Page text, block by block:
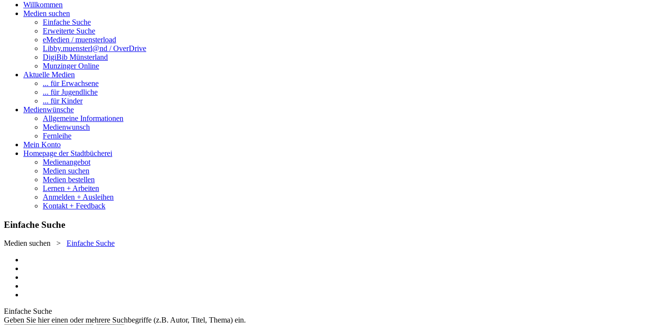
Willkommen
Medien suchen
Einfache Suche
Erweiterte Suche
eMedien / muensterload
Libby.muensterl@nd / OverDrive
DigiBib Münsterland
Munzinger Online
Aktuelle Medien
... für Erwachsene
... für Jugendliche
... für Kinder
Medienwünsche
Allgemeine Informationen
Medienwunsch
Fernleihe
Mein Konto
Homepage der Stadtbücherei
Medienangebot
Medien suchen
Medien bestellen
Lernen + Arbeiten
Anmelden + Ausleihen
Kontakt + Feedback
Einfache Suche
Medien suchen > Einfache Suche
Einfache Suche
Geben Sie hier einen oder mehrere Suchbegriffe (z.B. Autor, Titel, Thema) ein.